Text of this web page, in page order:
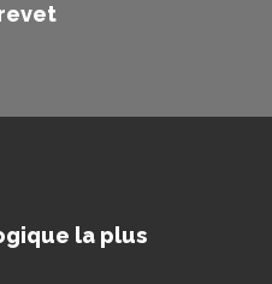
la plus